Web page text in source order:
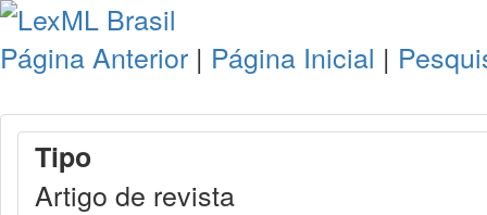
Página Anterior | Página Inicial |
Tipo
Artigo de revista